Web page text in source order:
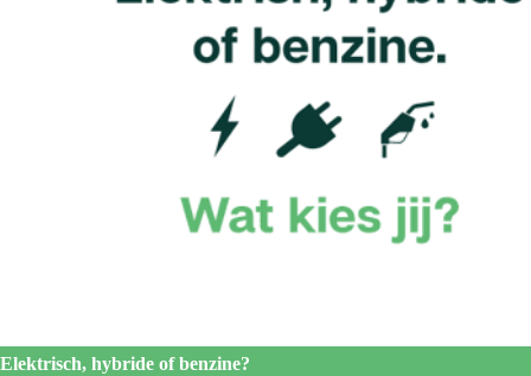
Elektrisch, hybride of benzine?